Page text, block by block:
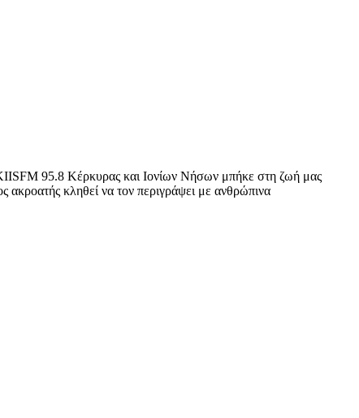
95.8 Κέρκυρας και Ιονίων Νήσων μπήκε στη ζωή μας
κληθεί να τον περιγράψει με ανθρώπινα